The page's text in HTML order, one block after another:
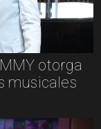
otorga
musicales